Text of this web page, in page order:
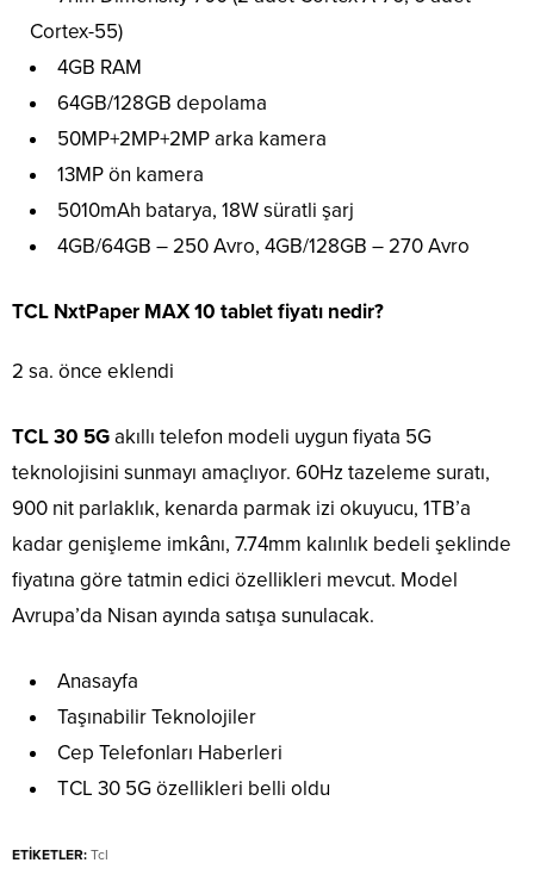
Cortex-55)
4GB RAM
64GB/128GB depolama
50MP+2MP+2MP arka kamera
13MP ön kamera
5010mAh batarya, 18W süratli şarj
4GB/64GB – 250 Avro, 4GB/128GB – 270 Avro
TCL NxtPaper MAX 10 tablet fiyatı nedir?
2 sa. önce eklendi
TCL 30 5Gakıllı telefon modeli uygun fiyata 5G
teknolojisini sunmayı amaçlıyor. 60Hz tazeleme suratı,
900 nit parlaklık, kenarda parmak izi okuyucu, 1TB’a
kadar genişleme imkânı, 7.74mm kalınlık bedeli şeklinde
fiyatına göre tatmin edici özellikleri mevcut. Model
Avrupa’da Nisan ayında satışa sunulacak.
Anasayfa
Taşınabilir Teknolojiler
Cep Telefonları Haberleri
TCL 30 5G özellikleri belli oldu
ETİKETLER: Tcl